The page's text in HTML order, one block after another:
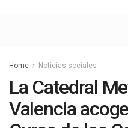
Home Noticias sociales
La Catedral
Valencia